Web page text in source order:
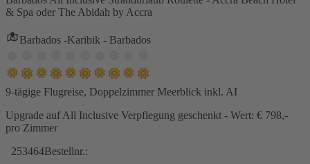
& Spa oder The Abidah by Accra
Barbados -Karibik - Barbados
9-tägige Flugreise, Doppelzimmer Meerblick inkl. AI
Upgrade auf All Inclusive Verpflegung geschenkt - Wert: € 798,-
pro Zimmer
253464Bestellnr.: